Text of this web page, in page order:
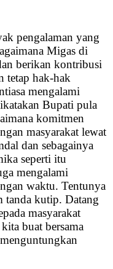
pengalaman yang
Migas di
berikan kontribusi
tetap hak-hak
mengalami
Bupati pula
komitmen
masyarakat lewat
dan sebagainya
seperti itu
mengalami
waktu. Tentunya
tanda kutip. Datang
masyarakat
buat bersama